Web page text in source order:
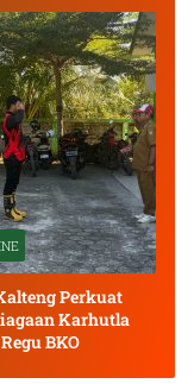
Perkuat
Karhutla
BKO